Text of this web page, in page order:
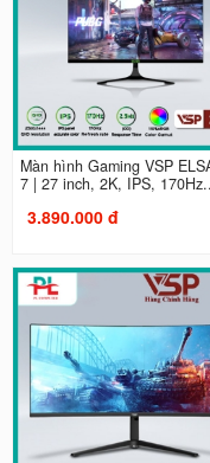
Màn hình Gaming VSP
7 | 27 inch, 2K, IPS,
3.890.000 đ